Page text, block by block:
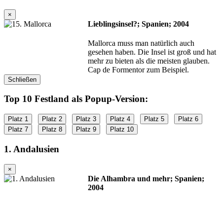
×
Lieblingsinsel?; Spanien; 2004
Mallorca muss man natürlich auch
gesehen haben. Die Insel ist groß und hat
mehr zu bieten als die meisten glauben.
Cap de Formentor zum Beispiel.
Schließen
Top 10 Festland als Popup-Version:
Platz 1 Platz 2 Platz 3 Platz 4 Platz 5
Platz 6
Platz 7
Platz 8 Platz 9 Platz 10
1. Andalusien
×
Die Alhambra und mehr; Spanien;
2004